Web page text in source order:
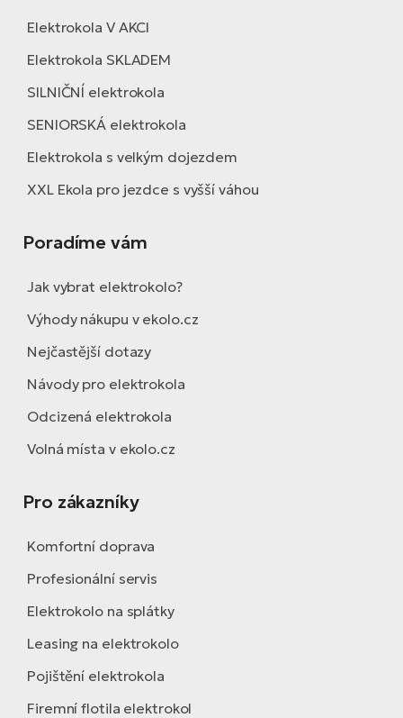
Elektrokola V AKCI
Elektrokola SKLADEM
SILNIČNÍ elektrokola
SENIORSKÁ elektrokola
Elektrokola s velkým dojezdem
XXL Ekola pro jezdce s vyšší váhou
Poradíme vám
Jak vybrat elektrokolo?
Výhody nákupu v ekolo.cz
Nejčastější dotazy
Návody pro elektrokola
Odcizená elektrokola
Volná místa v ekolo.cz
Pro zákazníky
Komfortní doprava
Profesionální servis
Elektrokolo na splátky
Leasing na elektrokolo
Pojištění elektrokola
Firemní flotila elektrokol